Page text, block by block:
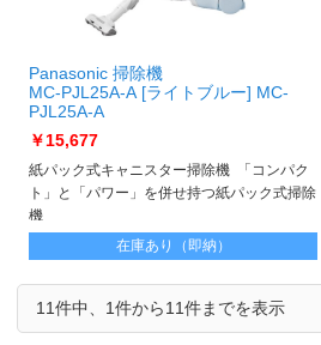
Panasonic 掃除機
MC-PJL25A-A [ライトブルー] MC-
PJL25A-A
￥15,677
紙パック式キャニスター掃除機 「コンパク
ト」と「パワー」を併せ持つ紙パック式掃除
機
キャニスターのメインユーザー層であるシニ
アにも使いやすいUDデザイン
在庫あり（即納）
11件中、1件から11件までを表示